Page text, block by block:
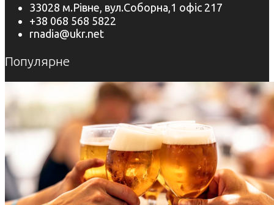
33028 м.Рівне, вул.Соборна,1 офіс 217
+38 068 568 5822
rnadia@ukr.net
Популярне